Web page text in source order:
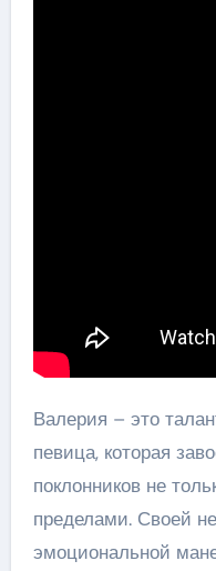
Валерия – это
певица, которая
поклонников не
пределами. Своей
эмоциональной